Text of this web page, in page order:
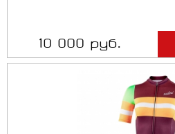
10 000 руб.